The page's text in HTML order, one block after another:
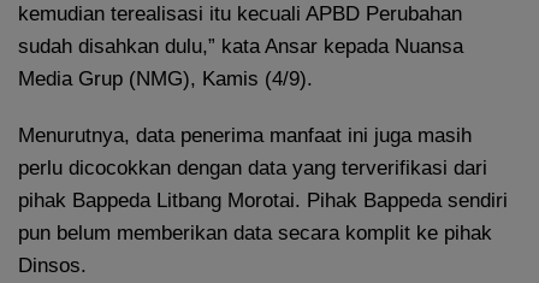
kemudian terealisasi itu kecuali APBD Perubahan
sudah disahkan dulu,” kata Ansar kepada Nuansa
Media Grup (NMG), Kamis (4/9).
Menurutnya, data penerima manfaat ini juga masih
perlu dicocokkan dengan data yang terverifikasi dari
pihak Bappeda Litbang Morotai. Pihak Bappeda sendiri
pun belum memberikan data secara komplit ke pihak
Dinsos.